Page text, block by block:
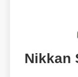
Nikkan